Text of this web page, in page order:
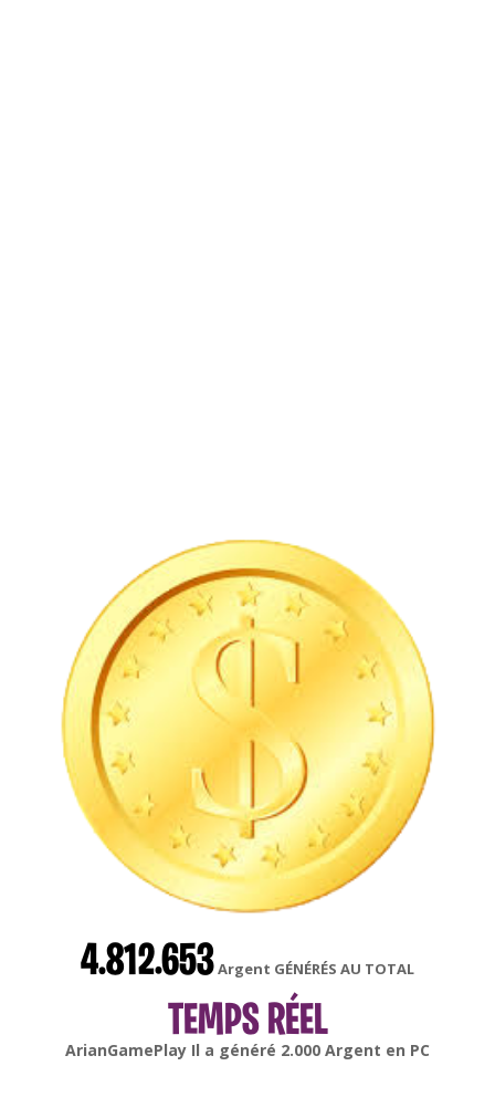
4.812.653Argent GÉNÉRÉS AU TOTAL
TEMPS RÉEL
gonsabellaIl a généré6.000Argent enAndroid